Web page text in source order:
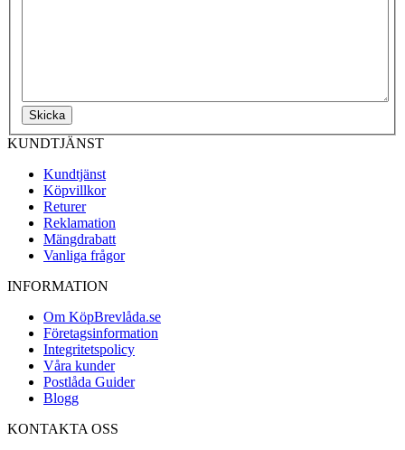
Skicka
KUNDTJÄNST
Kundtjänst
Köpvillkor
Returer
Reklamation
Mängdrabatt
Vanliga frågor
INFORMATION
Om KöpBrevlåda.se
Företagsinformation
Integritetspolicy
Våra kunder
Postlåda Guider
Blogg
KONTAKTA OSS